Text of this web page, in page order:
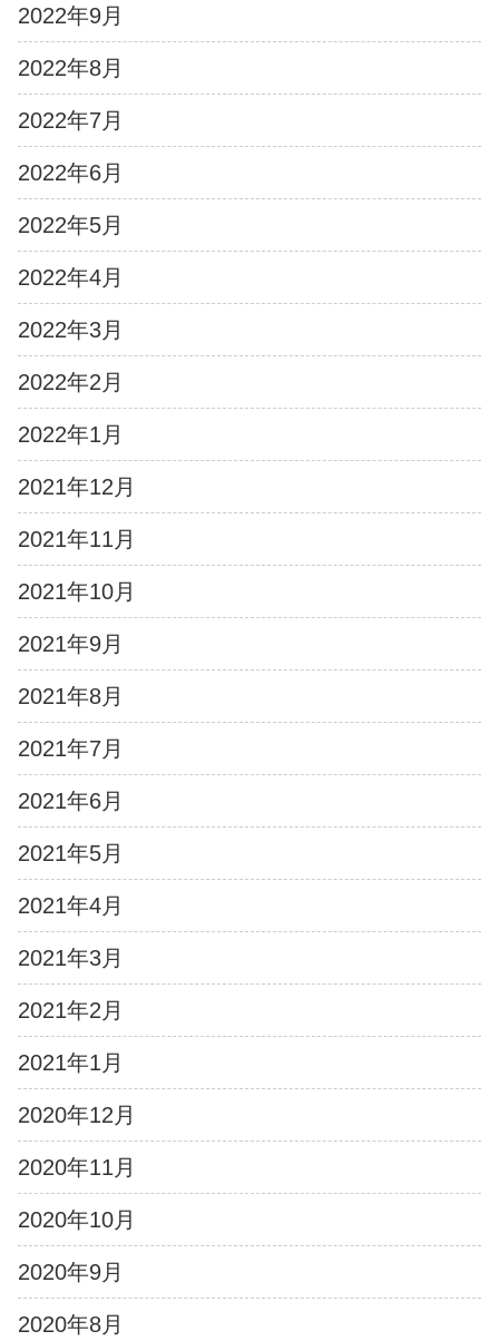
2022年9月
2022年8月
2022年7月
2022年6月
2022年5月
2022年4月
2022年3月
2022年2月
2022年1月
2021年12月
2021年11月
2021年10月
2021年9月
2021年8月
2021年7月
2021年6月
2021年5月
2021年4月
2021年3月
2021年2月
2021年1月
2020年12月
2020年11月
2020年10月
2020年9月
2020年8月